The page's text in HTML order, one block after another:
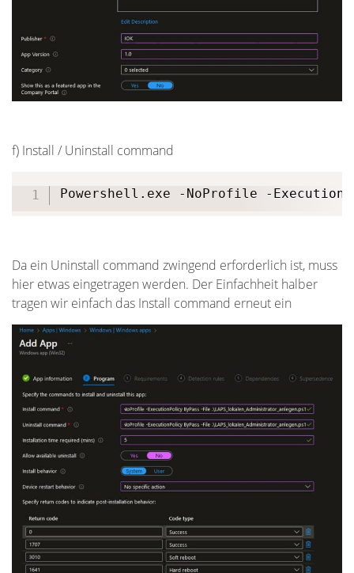
f) Install / Uninstall command
Powershell.exe -NoProfile -
Da ein Uninstall command zwingend erforderlich ist, muss
hier etwas eingetragen werden. Der Einfachheit halber
tragen wir einfach das Install command erneut ein